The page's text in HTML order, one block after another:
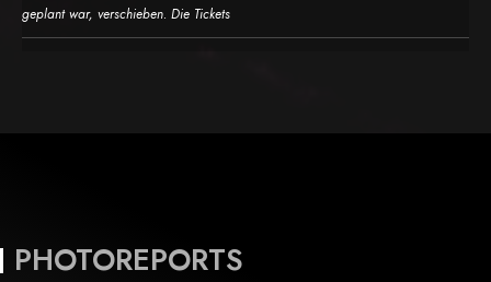
geplant war, verschieben. Die Tickets
PHOTOREPORTS